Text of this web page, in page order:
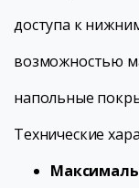
доступа к
возможностью
напольные
Технические